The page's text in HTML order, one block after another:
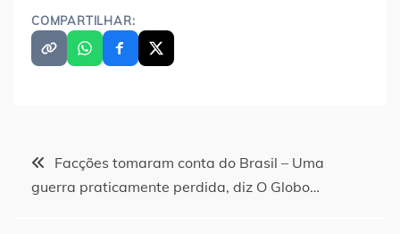
COMPARTILHAR:
Navegação
de
Facções tomaram conta do Brasil – Uma
guerra praticamente perdida, diz O Globo…